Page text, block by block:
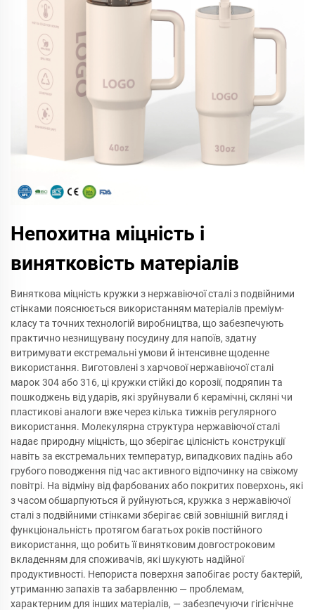
Непохитна міцність і
винятковість матеріалів
Виняткова міцність кружки з нержавіючої сталі з подвійними
стінками пояснюється використанням матеріалів преміум-
класу та точних технологій виробництва, що забезпечують
практично незнищувану посудину для напоїв, здатну
витримувати екстремальні умови й інтенсивне щоденне
використання. Виготовлені з харчової нержавіючої сталі
марок 304 або 316, ці кружки стійкі до корозії, подряпин та
пошкоджень від ударів, які зруйнували б керамічні, скляні чи
пластикові аналоги вже через кілька тижнів регулярного
використання. Молекулярна структура нержавіючої сталі
надає природну міцність, що зберігає цілісність конструкції
навіть за екстремальних температур, випадкових падінь або
грубого поводження під час активного відпочинку на свіжому
повітрі. На відміну від фарбованих або покритих поверхонь, які
з часом обшарпуються й руйнуються, кружка з нержавіючої
сталі з подвійними стінками зберігає свій зовнішній вигляд і
функціональність протягом багатьох років постійного
використання, що робить її винятковим довгостроковим
вкладенням для споживачів, які шукують надійної
продуктивності. Непориста поверхня запобігає росту бактерій,
утриманню запахів та забарвленню — проблемам,
характерним для інших матеріалів, — забезпечуючи гігієнічне